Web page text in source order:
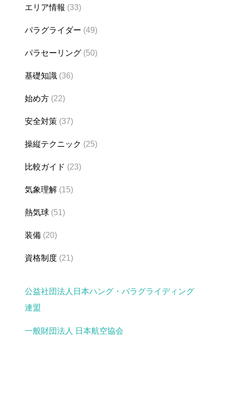
エリア情報 (33)
パラグライダー (49)
パラセーリング (50)
基礎知識 (36)
始め方 (22)
安全対策 (37)
操縦テクニック (25)
比較ガイド (23)
気象理解 (15)
熱気球 (51)
装備 (20)
資格制度 (21)
公益社団法人日本ハング・パラグライディング
連盟
一般財団法人 日本航空協会